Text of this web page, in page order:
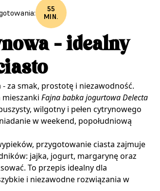
55
MIN.
- idealny
za smak, prostotę i niezawodność.
Fajna babka jogurtowa Delecta
wilgotny i pełen cytrynowego
w weekend, popołudniową
przygotowanie ciasta zajmuje
jajka, jogurt, margarynę oraz
To przepis idealny dla
i niezawodne rozwiązania w